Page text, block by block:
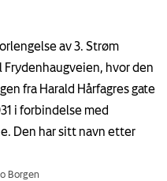
av 3. Strøm
hvor den
fra Harald Hårfagres gate
i forbindelse med
Den har sitt navn etter
Borgen